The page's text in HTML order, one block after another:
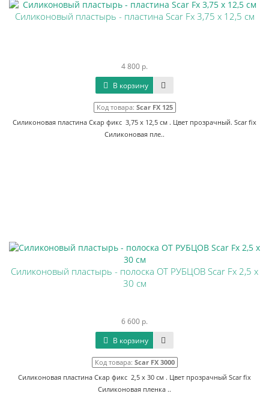
Силиконовый пластырь - пластина Scar Fx 3,75 х 12,5 см
4 800 р.
В корзину
Код товара: Scar FX 125
Силиконовая пластина Скар фикс 3,75 х 12,5 см . Цвет прозрачный. Scar fix
Силиконовая пле..
Силиконовый пластырь - полоска ОТ РУБЦОВ Scar Fx 2,5 х
30 см
6 600 р.
В корзину
Код товара: Scar FX 3000
Силиконовая пластина Скар фикс 2,5 х 30 см . Цвет прозрачный Scar fix
Силиконовая пленка ..